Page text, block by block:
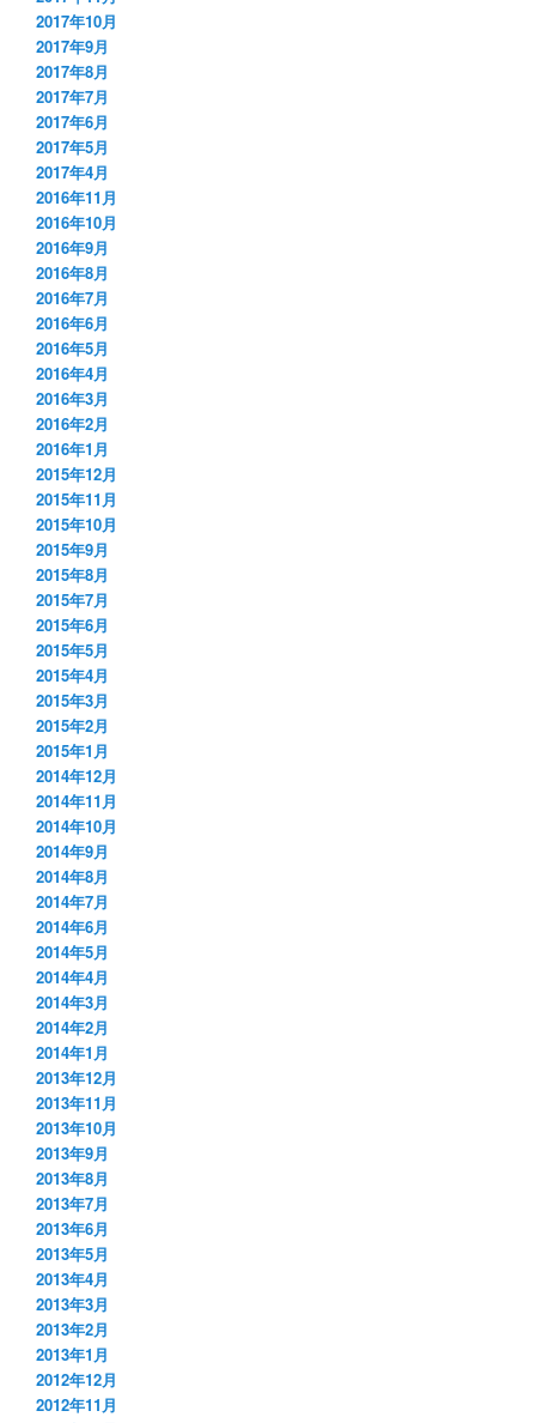
2017年10月
2017年9月
2017年8月
2017年7月
2017年6月
2017年5月
2017年4月
2016年11月
2016年10月
2016年9月
2016年8月
2016年7月
2016年6月
2016年5月
2016年4月
2016年3月
2016年2月
2016年1月
2015年12月
2015年11月
2015年10月
2015年9月
2015年8月
2015年7月
2015年6月
2015年5月
2015年4月
2015年3月
2015年2月
2015年1月
2014年12月
2014年11月
2014年10月
2014年9月
2014年8月
2014年7月
2014年6月
2014年5月
2014年4月
2014年3月
2014年2月
2014年1月
2013年12月
2013年11月
2013年10月
2013年9月
2013年8月
2013年7月
2013年6月
2013年5月
2013年4月
2013年3月
2013年2月
2013年1月
2012年12月
2012年11月